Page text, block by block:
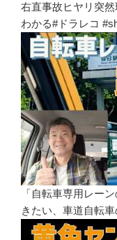
右直事故ヒヤリ突
わかる#ドラレコ
「自転車専用レー
きたい、車道自転